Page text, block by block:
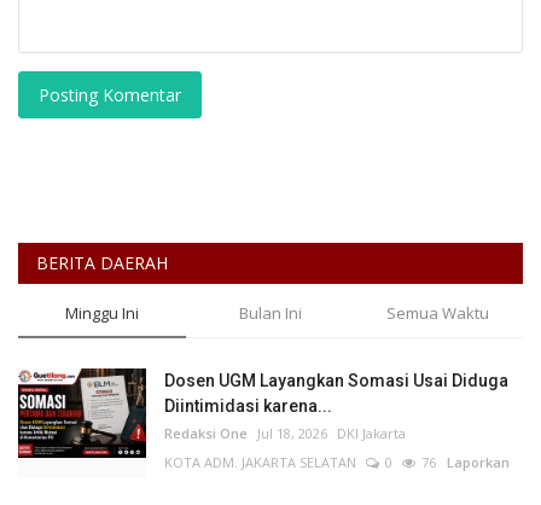
Posting Komentar
BERITA DAERAH
Minggu Ini Bulan Ini Semua Waktu
Dosen UGM Layangkan Somasi Usai Diduga
Diintimidasi karena...
Redaksi One Jul 18, 2026 DKI Jakarta
KOTA ADM. JAKARTA SELATAN
0 76 Laporkan